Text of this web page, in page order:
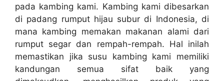
pada kambing kami. Kambing kami dibesarkan
di padang rumput hijau subur di Indonesia, di
mana kambing memakan makanan alami dari
rumput segar dan rempah-rempah. Hal inilah
memastikan jika susu kambing kami memiliki
kandungan semua sifat baik yang